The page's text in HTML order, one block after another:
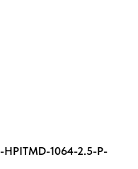
HPITMD-1064-2.5-P-